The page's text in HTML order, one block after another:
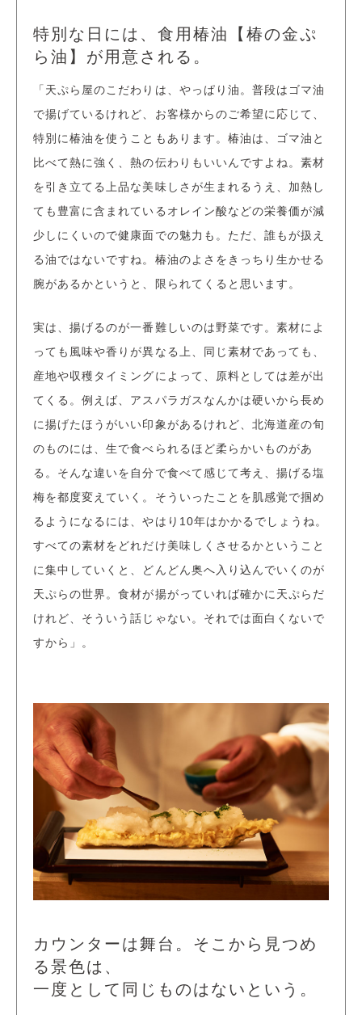
特別な日には、食用椿油【椿の金ぷ
ら油】が用意される。
「天ぷら屋のこだわりは、やっぱり油。普段はゴマ油
で揚げているけれど、お客様からのご希望に応じて、
特別に椿油を使うこともあります。椿油は、ゴマ油と
比べて熱に強く、熱の伝わりもいいんですよね。素材
を引き立てる上品な美味しさが生まれるうえ、加熱し
ても豊富に含まれているオレイン酸などの栄養価が減
少しにくいので健康面での魅力も。ただ、誰もが扱え
る油ではないですね。椿油のよさをきっちり生かせる
腕があるかというと、限られてくると思います。
実は、揚げるのが一番難しいのは野菜です。素材によ
っても風味や香りが異なる上、同じ素材であっても、
産地や収穫タイミングによって、原料としては差が出
てくる。例えば、アスパラガスなんかは硬いから長め
に揚げたほうがいい印象があるけれど、北海道産の旬
のものには、生で食べられるほど柔らかいものがあ
る。そんな違いを自分で食べて感じて考え、揚げる塩
梅を都度変えていく。そういったことを肌感覚で掴め
るようになるには、やはり10年はかかるでしょうね。
すべての素材をどれだけ美味しくさせるかということ
に集中していくと、どんどん奥へ入り込んでいくのが
天ぷらの世界。食材が揚がっていれば確かに天ぷらだ
けれど、そういう話じゃない。それでは面白くないで
すから」。
カウンターは舞台。そこから見つめ
る景色は、
一度として同じものはないという。